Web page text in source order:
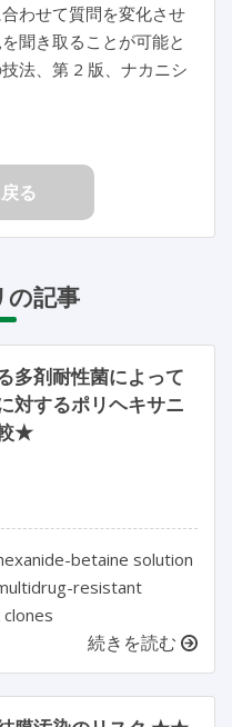
わせて質問を変化させ
聞き取ることが可能と
法、第 2 版、ナカニシ
る
の記事
多剤耐性菌によって
対するポリヘキサニ
★
betaine solution
resistant
続きを読む